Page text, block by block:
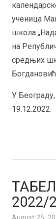
ученица
школа
на
средњих
У Београду,
19.12.2022.
2022/